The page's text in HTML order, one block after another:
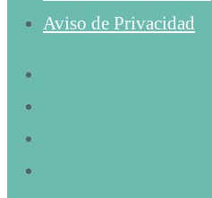
Aviso de Privacidad